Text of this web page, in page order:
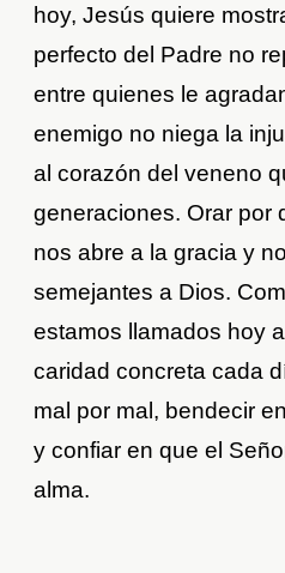
hoy, Jesús quiere
perfecto del Padre no
entre quienes le
enemigo no niega la
al corazón del veneno
generaciones. Orar por
nos abre a la gracia y
semejantes a Dios.
estamos llamados hoy
caridad concreta cada
mal por mal, bendecir
y confiar en que el
alma.